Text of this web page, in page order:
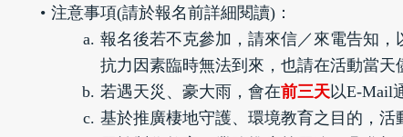
注意事項(請於報名前詳細閱讀)：
報名後若不克參加，請來信／來電告知
抗力因素臨時無法到來，也請在活動當天
若遇天災、豪大雨，會在前三天以E-Mail
基於推廣棲地守護、環境教育之目的，